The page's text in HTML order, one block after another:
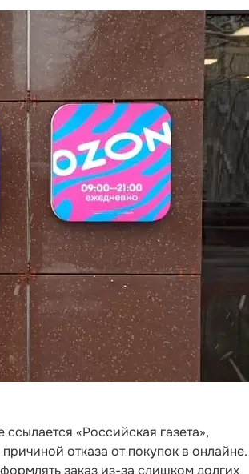
«Российская газета»,
отказа от покупок в онлайне.
заказ из-за слишком долгих